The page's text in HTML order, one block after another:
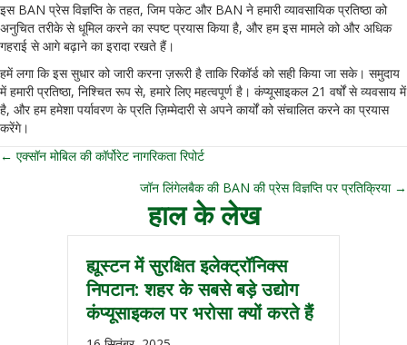
इस BAN प्रेस विज्ञप्ति के तहत, जिम पकेट और BAN ने हमारी व्यावसायिक प्रतिष्ठा को
अनुचित तरीके से धूमिल करने का स्पष्ट प्रयास किया है, और हम इस मामले को और अधिक
गहराई से आगे बढ़ाने का इरादा रखते हैं।
हमें लगा कि इस सुधार को जारी करना ज़रूरी है ताकि रिकॉर्ड को सही किया जा सके। समुदाय
में हमारी प्रतिष्ठा, निश्चित रूप से, हमारे लिए महत्वपूर्ण है। कंप्यूसाइकल 21 वर्षों से व्यवसाय में
है, और हम हमेशा पर्यावरण के प्रति ज़िम्मेदारी से अपने कार्यों को संचालित करने का प्रयास
करेंगे।
पोस्ट
← एक्सॉन मोबिल की कॉर्पोरेट नागरिकता रिपोर्ट
जॉन लिंगेलबैक की BAN की प्रेस विज्ञप्ति पर प्रतिक्रिया →
हाल के लेख
ह्यूस्टन में सुरक्षित इलेक्ट्रॉनिक्स
निपटान: शहर के सबसे बड़े उद्योग
कंप्यूसाइकल पर भरोसा क्यों करते हैं